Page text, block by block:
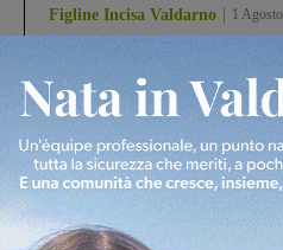
Figline Incisa Valdarno 1
Piscina di Figline
Pnrr, il gruppo di Fratelli
ringraziamento al
Cronaca 4 Agosto 2026
Un anno fa la strage in
Gianni, Giulia e Franco.
processo, lo stop ai